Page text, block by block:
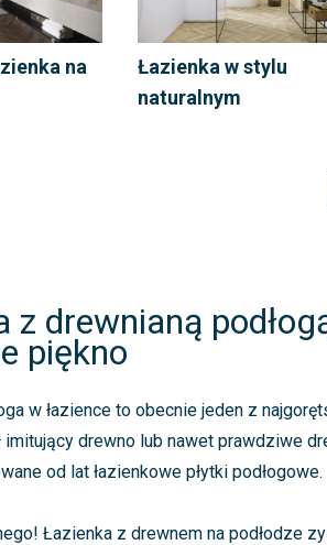
na
Łazienka w stylu
naturalnym
z drewnianą
piękno
w łazience to obecnie jeden z
imitujący drewno lub nawet prawdziwe
od lat łazienkowe płytki podłogowe.
Łazienka z drewnem na podłodze